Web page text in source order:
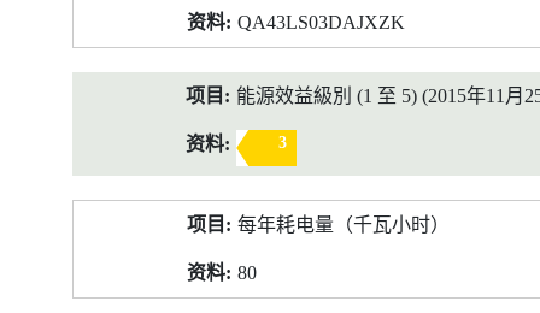
QA43LS03DAJXZK
能源效益級別 (1 至 5) (2015年11月
3
每年耗电量（千瓦小时）
80